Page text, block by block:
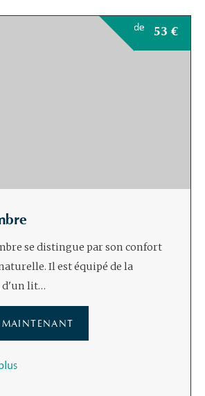
de 53 €
se distingue par son confort
Il est équipé de la
d'un lit…
MAINTENANT